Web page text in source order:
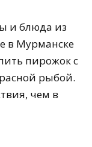
и блюда из
в Мурманске
пирожок с
рыбой.
чем в